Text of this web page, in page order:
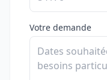
Votre demande